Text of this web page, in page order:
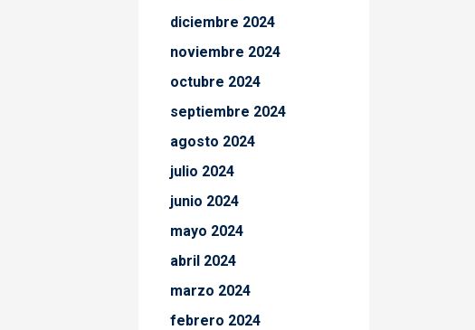
diciembre 2024
noviembre 2024
octubre 2024
septiembre 2024
agosto 2024
julio 2024
junio 2024
mayo 2024
abril 2024
marzo 2024
febrero 2024